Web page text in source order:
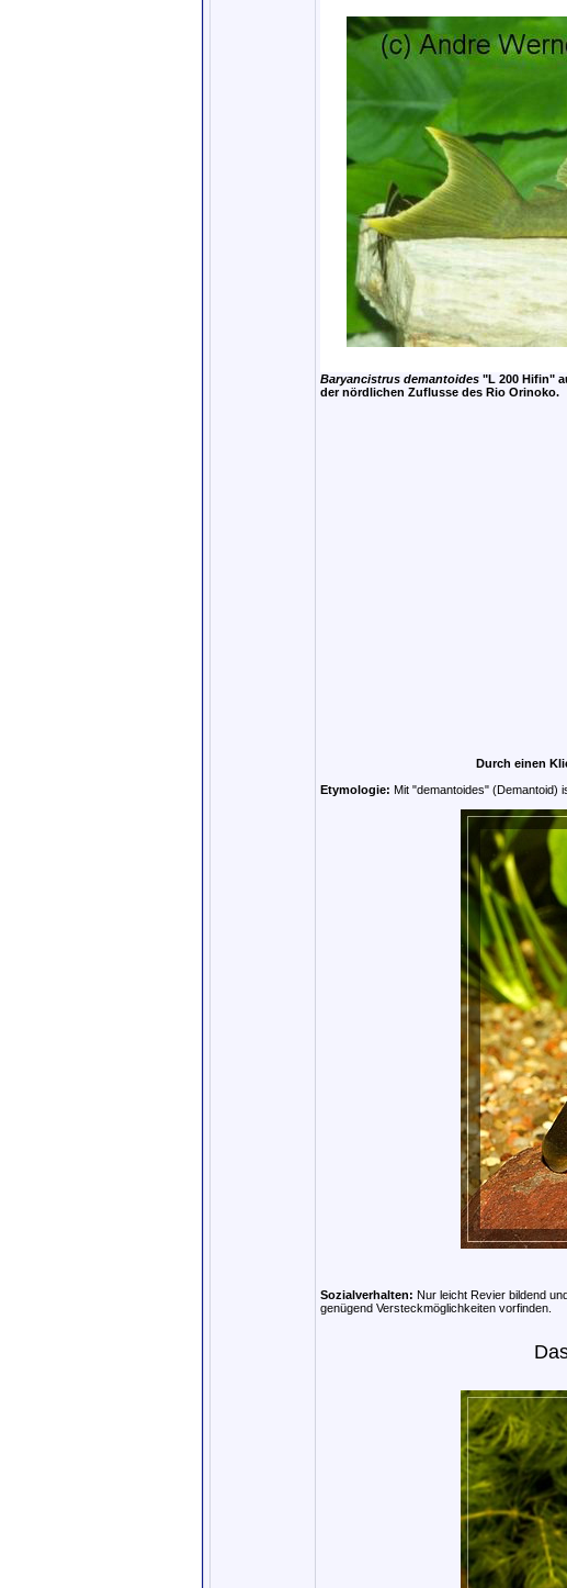
Baryancistrus demantoides "L 200 Hifin"
der nördlichen Zuflusse des Rio Orinoko.
Durch einen
Etymologie: Mit "demantoides" (Demantoid)
Sozialverhalten: Nur leicht Revier bildend
genügend Versteckmöglichkeiten vorfinden.